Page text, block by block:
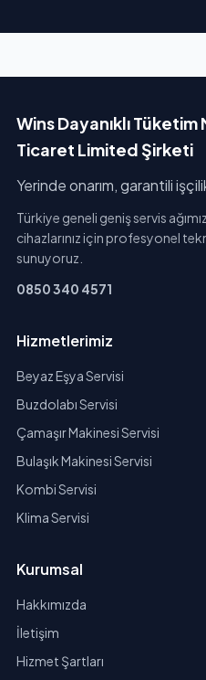
Wins Dayanıklı Tüketim
Ticaret Limited Şirketi
Yerinde onarım, garantili
Türkiye geneli geniş servis
cihazlarınız için profesyonel
sunuyoruz.
0850 340 4571
Hizmetlerimiz
Beyaz Eşya Servisi
Buzdolabı Servisi
Çamaşır Makinesi Servisi
Bulaşık Makinesi Servisi
Kombi Servisi
Klima Servisi
Kurumsal
Hakkımızda
İletişim
Hizmet Şartları